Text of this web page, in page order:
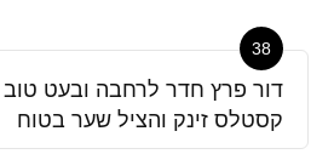
38
דור פרץ חדר לרחבה ובעט טוב
קסטלס זינק והציל שער בטוח